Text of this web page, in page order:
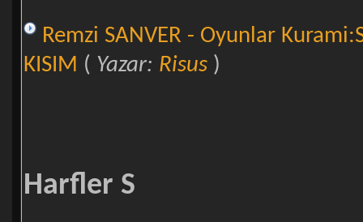
Remzi SANVER - Oyunlar
KISIM ( Yazar: Risus)
Harfler S